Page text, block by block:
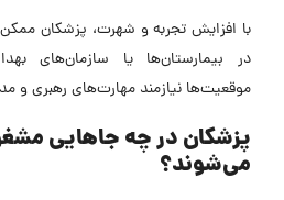
با افزایش تجربه و شهرت، پزشکان
در بیمارستان‌ها یا سازمان‌های
موقعیت‌ها نیازمند مهارت‌های رهبری و
پزشکان در چه جاهایی
می‌شوند؟